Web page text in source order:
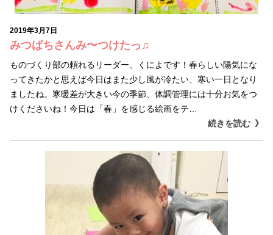
2019年3月7日
みつばちさんみ〜つけたっ♫
ものづくり部の頼れるリーダー、くによです！春らしい陽気にな
ってきたかと思えば今日はまた少し風が冷たい、寒い一日となり
ましたね。寒暖差が大きい今の季節、体調管理には十分お気をつ
けくださいね！今日は「春」を感じる絵画をテ…
続きを読む